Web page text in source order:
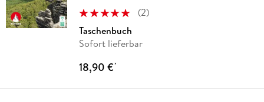
(2)
Taschenbuch
Sofort lieferbar
18,90 €*